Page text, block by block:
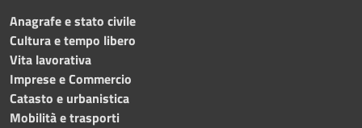
Anagrafe e stato civile
Cultura e tempo libero
Vita lavorativa
Imprese e Commercio
Catasto e urbanistica
Mobilità e trasporti